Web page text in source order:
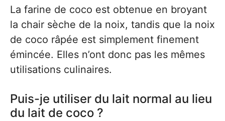
La farine de coco est obtenue en broyant
la chair sèche de la noix, tandis que la noix
de coco râpée est simplement finement
émincée. Elles n’ont donc pas les mêmes
utilisations culinaires.
Puis-je utiliser du lait normal au lieu
du lait de coco ?